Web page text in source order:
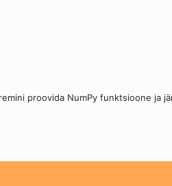
proovida NumPy funktsioone ja